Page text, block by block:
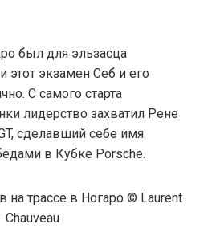
был для эльзасца
экзамен Себ и его
С самого старта
лидерство захватил Рене
сделавший себе имя
в Кубке Porsche.